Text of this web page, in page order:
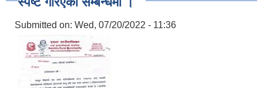
Submitted on: Wed, 07/20/2022 - 11:36